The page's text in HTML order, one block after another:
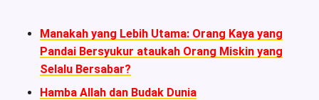
Manakah yang Lebih Utama: Orang Kaya yang
Pandai Bersyukur ataukah Orang Miskin yang
Selalu Bersabar?
Hamba Allah dan Budak Dunia